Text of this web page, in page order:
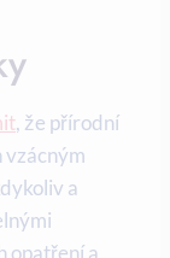
, že přírodní
vzácným
a
opatření a